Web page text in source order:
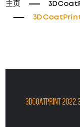
主页
3DCoatPrint